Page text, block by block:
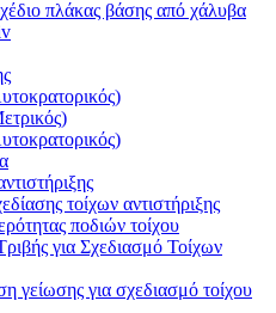
πλάκας βάσης από χάλυβα
τοίχων αντιστήριξης
ποδιών τοίχου
για Σχεδιασμό Τοίχων
γείωσης για σχεδιασμό τοίχου